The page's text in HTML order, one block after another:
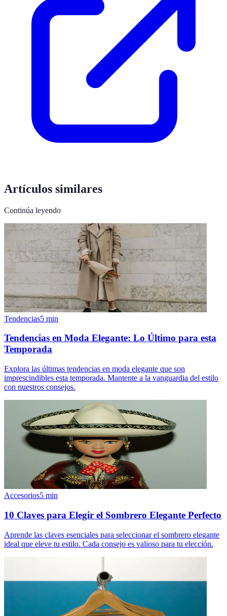
Artículos similares
Continúa leyendo
Tendencias5 min
Tendencias en Moda Elegante: Lo Último para esta
Temporada
Explora las últimas tendencias en moda elegante que son
imprescindibles esta temporada. Mantente a la vanguardia del estilo
con nuestros consejos.
Accesorios5 min
10 Claves para Elegir el Sombrero Elegante Perfecto
Aprende las claves esenciales para seleccionar el sombrero elegante
ideal que eleve tu estilo. Cada consejo es valioso para tu elección.